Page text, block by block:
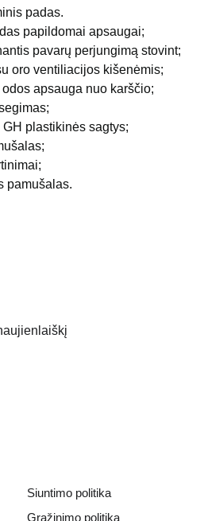
padas.
papildomai apsaugai;
pavarų perjungimą stovint;
oro ventiliacijos kišenėmis;
apsauga nuo karščio;
plastikinės sagtys;
pamušalas.
Siuntimo politika
Grąžinimo politika